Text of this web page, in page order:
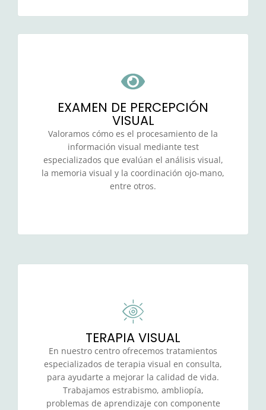
EXAMEN DE PERCEPCIÓN
VISUAL
Valoramos cómo es el procesamiento de la
información visual mediante test
especializados que evalúan el análisis visual,
la memoria visual y la coordinación ojo-mano,
entre otros.
TERAPIA VISUAL
En nuestro centro ofrecemos tratamientos
especializados de terapia visual en consulta,
para ayudarte a mejorar la calidad de vida.
Trabajamos estrabismo, ambliopía,
problemas de aprendizaje con componente